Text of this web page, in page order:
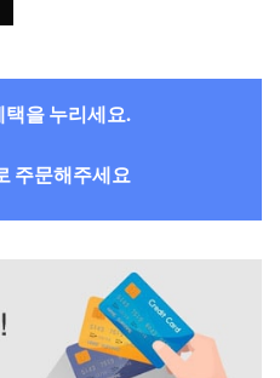
택을 누리세요.
주문해주세요